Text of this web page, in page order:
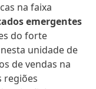
na faixa
emergentes
do forte
unidade de
de vendas na
regiões